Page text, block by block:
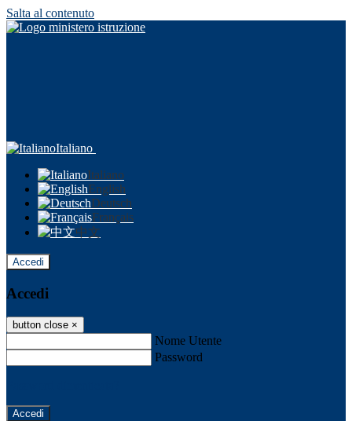
Salta al contenuto
Italiano
Italiano
English
Deutsch
Français
中文
Accedi
Accedi
button close ×
Nome Utente
Password